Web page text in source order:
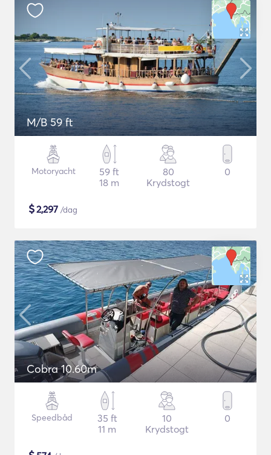
M/B 59 ft
Motoryacht
59 ft
18 m
80
Krydstogt
0
$2,297 /dag
Cobra 10.60m
Speedbåd
35 ft
11 m
10
Krydstogt
0